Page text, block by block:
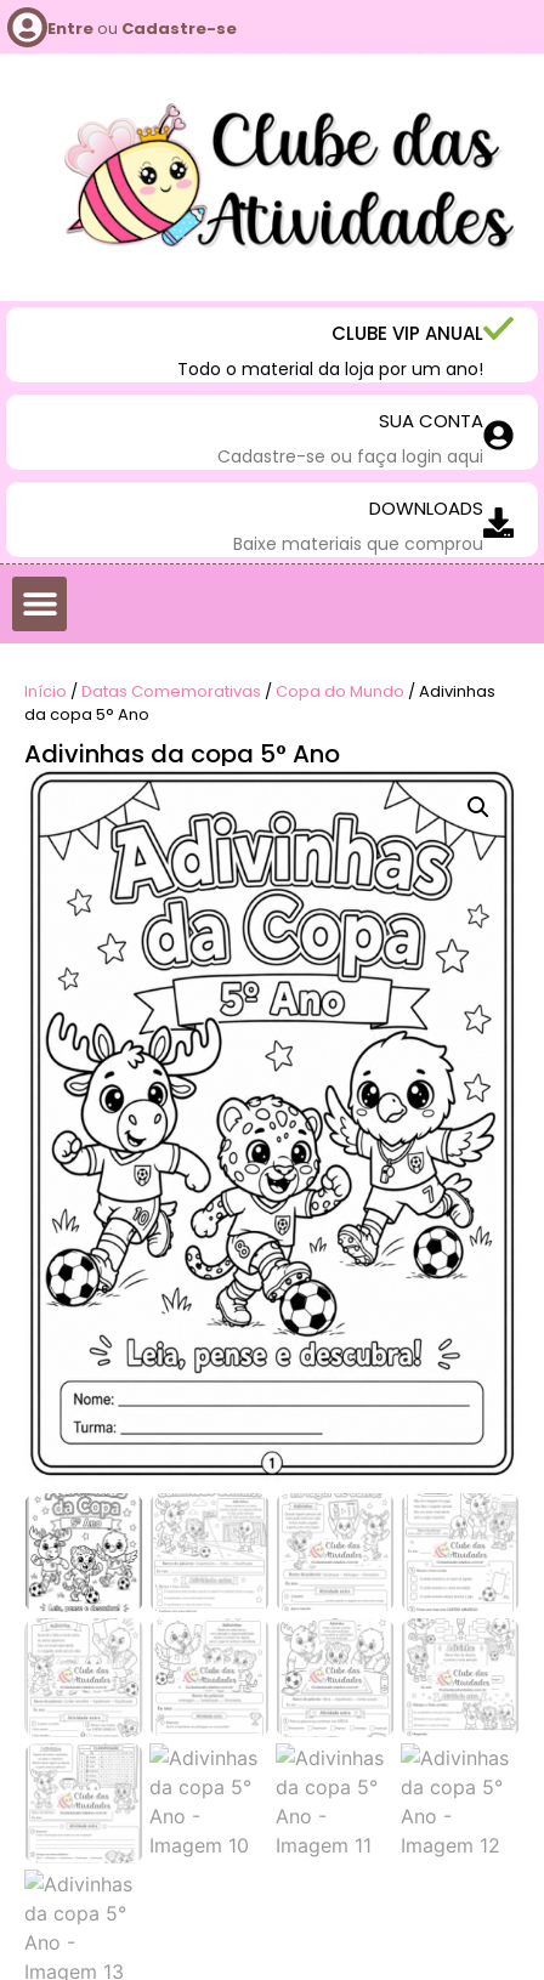
Entreou Cadastre-se
CLUBE VIP ANUAL
Todo o material da loja por um ano!
SUA CONTA
Cadastre-se ou faça login aqui
DOWNLOADS
Baixe materiais que comprou
Início /Datas Comemorativas / Copa do Mundo / Adivinhas
da copa 5° Ano
Adivinhas da copa 5° Ano